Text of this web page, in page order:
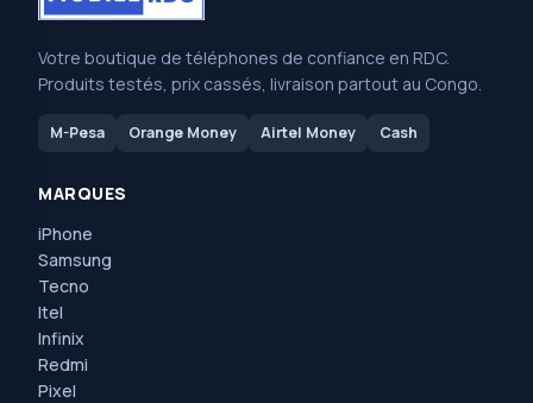
Votre boutique de téléphones de confiance en RDC.
Produits testés, prix cassés, livraison partout au Congo.
M-Pesa Orange Money Airtel Money Cash
MARQUES
iPhone
Samsung
Tecno
Itel
Infinix
Redmi
Pixel